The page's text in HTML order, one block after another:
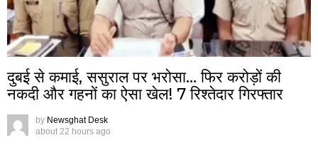
दुबई से कमाई, ससुराल पर भरोसा… फिर करोड़ों की
नकदी और गहनों का ऐसा खेल! 7 रिश्तेदार गिरफ्तार
by Newsghat Desk
about 22 hours ago